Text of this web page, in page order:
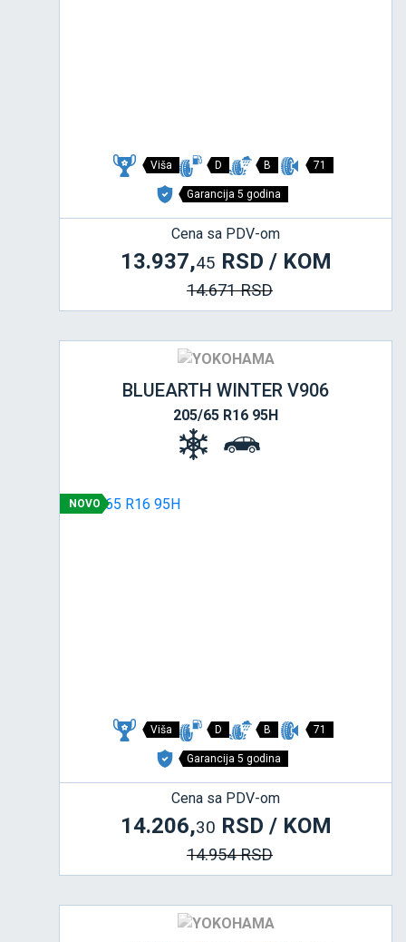
Viša D B 71
Garancija 5 godina
Cena sa PDV-om
13.937,45 RSD / KOM
14.671 RSD
BLUEARTH WINTER V906
205/65 R16 95H
NOVO
Viša D B 71
Garancija 5 godina
Cena sa PDV-om
14.206,30 RSD / KOM
14.954 RSD